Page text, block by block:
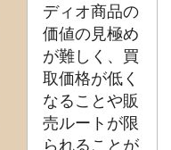
ディオ商品の
価値の見極め
が難しく、買
取価格が低く
なることや販
売ルートが限
られることが